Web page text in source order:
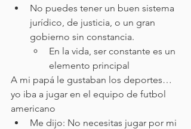
No puedes tener un buen sistema
jurídico, de justicia, o un gran
gobierno sin constancia.
En la vida, ser constante es un
elemento principal
A mi papá le gustaban los deportes…
yo iba a jugar en el equipo de futbol
americano
Me dijo: No necesitas jugar por mi